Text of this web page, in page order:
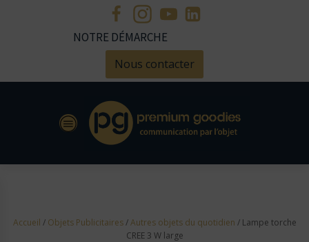
NOTRE DÉMARCHE
Nous contacter
Accueil / Objets Publicitaires/Autres objets du quotidien / Lampe torche
CREE 3 W large